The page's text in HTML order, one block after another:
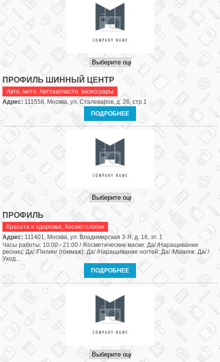
ПРОФИЛЬ ШИННЫЙ ЦЕНТР
Авто, мото, Автозапчасти, аксессуары
Адрес:111558, Москва, ул. Сталеваров, д. 26, стр.1
ПОДРОБНЕЕ
ПРОФИЛЬ
Красота и здоровье, Косметологии
Адрес: 111401, Москва, ул. Владимирская 3-Я, д. 16, эт. 1
Часы работы: 10:00 - 21:00 / /Косметические маски: Да/ /Наращивание
ресниц: Да/ /Пилинг (гоммаж): Да/ /Наращивание ногтей: Да/ /Макияж: Да/ /
Уход...
ПОДРОБНЕЕ